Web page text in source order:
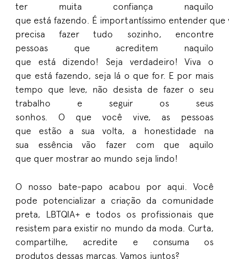
ter muita confiança naquilo
que está fazendo. É importantíssimo entenderque
precisa fazer tudo sozinho, encontre
pessoas
que acreditem naquilo
que
está dizendo! Seja verdadeiro! Viva
o
que está fazendo, seja lá o quefor. E por mais
tempo que leve, não desista de fazer o seu
trabalho e seguir os seus
sonhos
O que você vive, as pessoas
que estão a sua volta, a honestidade na
sua essência vão fazer com que aquilo
que quer mostrar ao mundo seja lindo!
O nosso bate-papo acabou por aqui. Você
pode potencializar a criação da comunidade
preta, LBTQIA+ e todos os profissionais que
resistem para existirno mundo da moda Curta,
compartilhe, acredite e consuma os
produtos dessas marcas .Vamos juntos?